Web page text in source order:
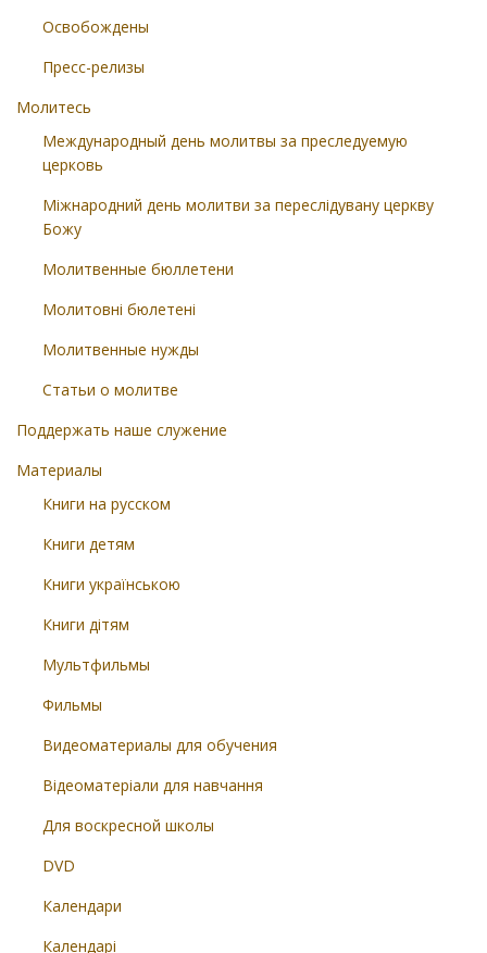
Освобождены
Пресс-релизы
Молитесь
Международный день молитвы за преследуемую
церковь
Міжнародний день молитви за переслідувану церкву
Божу
Молитвенные бюллетени
Молитовні бюлетені
Молитвенные нужды
Статьи о молитве
Поддержать наше служение
Материалы
Книги на русском
Книги детям
Книги українською
Книги дітям
Мультфильмы
Фильмы
Видеоматериалы для обучения
Відеоматеріали для навчання
Для воскресной школы
DVD
Календари
Календарі